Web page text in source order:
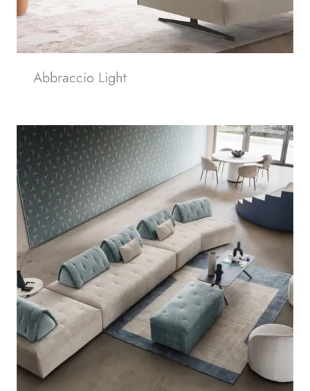
Abbraccio Light